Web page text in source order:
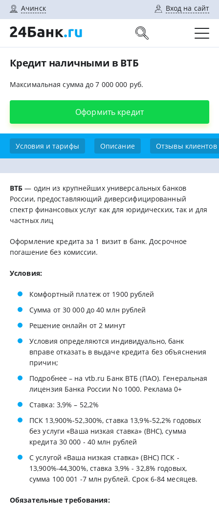
Ачинск Вход на сайт
Кредит наличными в ВТБ
Максимальная сумма до 7 000 000 руб.
Оформить кредит
Условия и тарифы Описание Отзывы клиентов
ВТБ — один из крупнейших универсальных банков
России, предоставляющий диверсифицированный
спектр финансовых услуг как для юридических, так и для
частных лиц
Оформление кредита за 1 визит в банк. Досрочное
погашение без комиссии.
Условия:
Комфортный платеж от 1900 рублей
Сумма от 30 000 до 40 млн рублей
Решение онлайн от 2 минут
Условия определяются индивидуально, банк
вправе отказать в выдаче кредита без объяснения
причин;
Подробнее – на vtb.ru Банк ВТБ (ПАО). Генеральная
лицензия Банка России No 1000. Реклама 0+
Ставка: 3,9% – 52,2%
ПСК 13,900%-52,300%, ставка 13,9%-52,2% годовых
без услуги «Ваша низкая ставка» (ВНС), сумма
кредита 30 000 - 40 млн рублей
С услугой «Ваша низкая ставка» (ВНС) ПСК -
13,900%-44,300%, ставка 3,9% - 32,8% годовых,
сумма 100 001 -7 млн рублей. Срок 6-84 месяцев.
Обязательные требования: